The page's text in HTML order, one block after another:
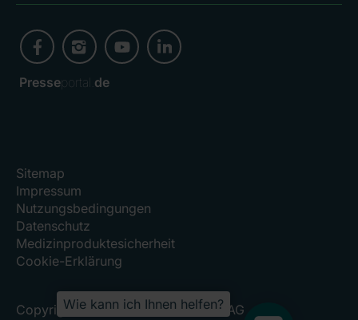
Presseportal. de
Sitemap
Impressum
Nutzungsbedingungen
Datenschutz
Medizinproduktesicherheit
Cookie-Erklärung
Copyright 2026, RHÖN-KLINIKUM AG
Wie kann ich Ihnen helfen?